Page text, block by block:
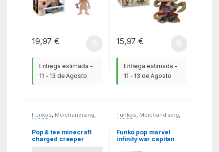
19,97€
Entrega estimada -
11 - 13 de Agosto
15,97€
Entrega estimada -
11 - 13 de Agosto
Funkos, Merchandising,
MGSR
Pop & tee minecraft
charged creeper
Funkos, Merchandising,
MGSR
Funko pop marvel
infinity war capitan